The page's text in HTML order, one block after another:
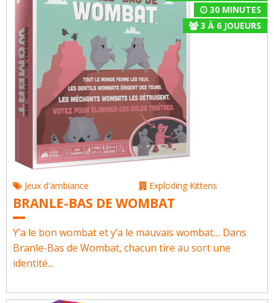
30 MINUTES
3 À 6JOUEURS
Jeux d'ambiance Exploding Kittens
BRANLE-BAS DE WOMBAT
Y’a le bon wombat et y’a le mauvais wombat… Dans
Branle-Bas de Wombat, chacun tire au sort une
identité...